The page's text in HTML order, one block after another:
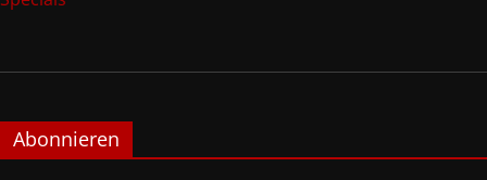
Abonnieren